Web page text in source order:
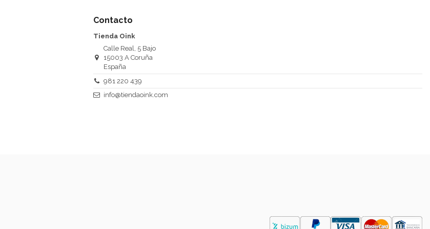
Contacto
Tienda Oink
Calle Real, 5 Bajo
15003 A Coruña
España
981 220 439
info@tiendaoink.com